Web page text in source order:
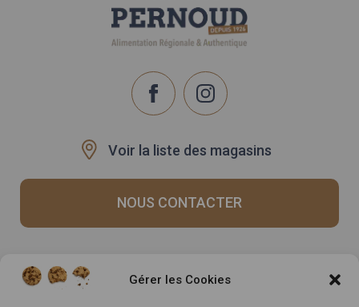
Gérer les Cookies
Voir la liste des magasins
NOUS CONTACTER
Recrutement
Rappels produits